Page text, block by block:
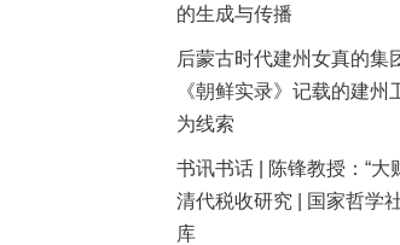
的生成与传播
后蒙古时代建州女真的
《朝鲜实录》记载的建州
为线索
书讯书话 | 陈锋教授：“大
清代税收研究 | 国家哲学
库